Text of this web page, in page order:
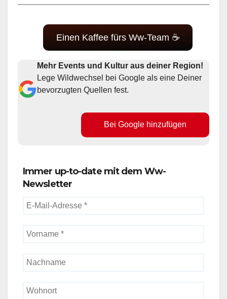
Einen Kaffee fürs Ww-Team ☕
Mehr Events und Kultur aus deiner Region!
Lege Wildwechsel bei Google als eine Deiner
bevorzugten Quellen fest.
Bei Google hinzufügen
Immer up-to-date mit dem Ww-
Newsletter